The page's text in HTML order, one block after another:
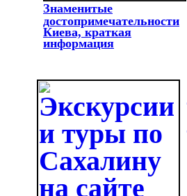
Знаменитые
достопримечательности
Киева, краткая
информация